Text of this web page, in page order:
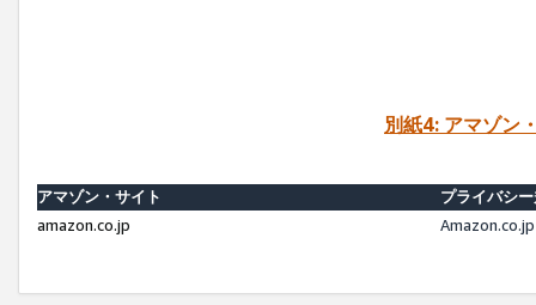
別紙4: アマゾン
アマゾン・サイト
プライバシ
amazon.co.jp